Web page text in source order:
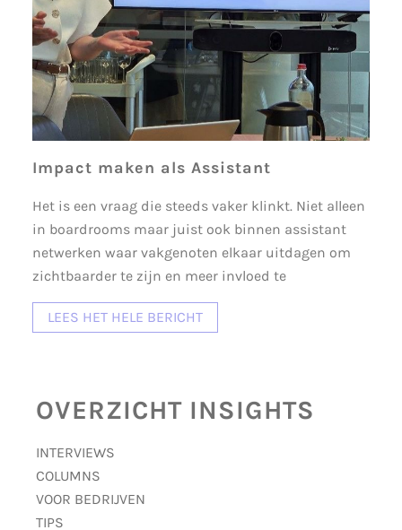
Impact maken als Assistant
Het is een vraag die steeds vaker klinkt. Niet alleen
in boardrooms maar juist ook binnen assistant
netwerken waar vakgenoten elkaar uitdagen om
zichtbaarder te zijn en meer invloed te
LEES HET HELE BERICHT
OVERZICHT INSIGHTS
INTERVIEWS
COLUMNS
VOOR BEDRIJVEN
TIPS